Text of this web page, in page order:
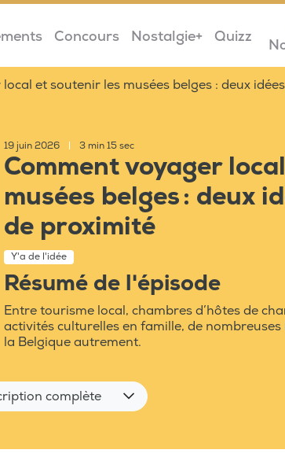
Concours Nostalgie+ Quizz
et soutenir les musées belges : deux
19 juin 2026 3 min 15 sec
Comment voyager
musées belges : deux
de proximité
Y'a de l'idée
Résumé de l'épisode
Entre tourisme local, chambres d’hôtes de
activités culturelles en famille, de
la Belgique autrement.
complète